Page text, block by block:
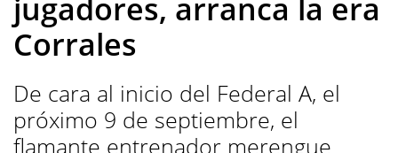
jugadores, arranca la era
Corrales
De cara al inicio del Federal A, el
próximo 9 de septiembre, el
flamante entrenador merengue